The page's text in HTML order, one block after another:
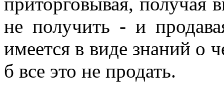
не получить - и
имеется в виде знаний о
б все это не продать.